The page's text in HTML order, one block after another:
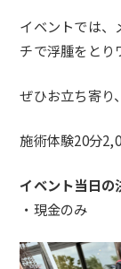
イベントでは、
チで浮腫をとり
ぜひお立ち寄り
施術体験20分
イベント当日の
・現金のみ